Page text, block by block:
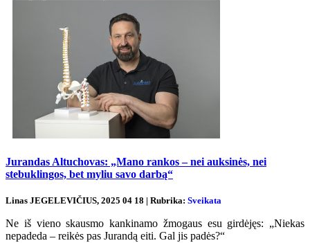
Jurandas Altuchovas: „Mano rankos – nei auksinės, nei
stebuklingos, bet myliu savo darbą“
Linas JEGELEVIČIUS, 2025 04 18 | Rubrika: Sveikata
Ne iš vieno skausmo kankinamo žmogaus esu girdėjęs: „Niekas
nepadeda – reikės pas Jurandą eiti. Gal jis padės?“